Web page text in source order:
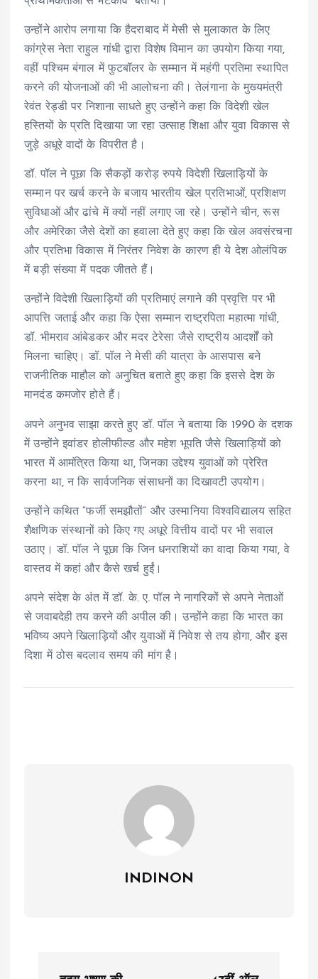
उन्होंने आरोप लगाया कि हैदराबाद में मेसी से मुलाकात के लिए
कांग्रेस नेता राहुल गांधी द्वारा विशेष विमान का उपयोग किया गया,
वहीं पश्चिम बंगाल में फुटबॉलर के सम्मान में महंगी प्रतिमा स्थापित
करने की योजनाओं की भी आलोचना की। तेलंगाना के मुख्यमंत्री
रेवंत रेड्डी पर निशाना साधते हुए उन्होंने कहा कि विदेशी खेल
हस्तियों के प्रति दिखाया जा रहा उत्साह शिक्षा और युवा विकास से
जुड़े अधूरे वादों के विपरीत है।
डॉ. पॉल ने पूछा कि सैकड़ों करोड़ रुपये विदेशी खिलाड़ियों के
सम्मान पर खर्च करने के बजाय भारतीय खेल प्रतिभाओं, प्रशिक्षण
सुविधाओं और ढांचे में क्यों नहीं लगाए जा रहे। उन्होंने चीन, रूस
और अमेरिका जैसे देशों का हवाला देते हुए कहा कि खेल अवसंरचना
और प्रतिभा विकास में निरंतर निवेश के कारण ही ये देश ओलंपिक
में बड़ी संख्या में पदक जीतते हैं।
उन्होंने विदेशी खिलाड़ियों की प्रतिमाएं लगाने की प्रवृत्ति पर भी
आपत्ति जताई और कहा कि ऐसा सम्मान राष्ट्रपिता महात्मा गांधी,
डॉ. भीमराव आंबेडकर और मदर टेरेसा जैसे राष्ट्रीय आदर्शों को
मिलना चाहिए। डॉ. पॉल ने मेसी की यात्रा के आसपास बने
राजनीतिक माहौल को अनुचित बताते हुए कहा कि इससे देश के
मानदंड कमजोर होते हैं।
अपने अनुभव साझा करते हुए डॉ. पॉल ने बताया कि 1990 के दशक
में उन्होंने इवांडर होलीफील्ड और महेश भूपति जैसे खिलाड़ियों को
भारत में आमंत्रित किया था, जिनका उद्देश्य युवाओं को प्रेरित
करना था, न कि सार्वजनिक संसाधनों का दिखावटी उपयोग।
उन्होंने कथित “फर्जी समझौतों” और उस्मानिया विश्वविद्यालय सहित
शैक्षणिक संस्थानों को किए गए अधूरे वित्तीय वादों पर भी सवाल
उठाए। डॉ. पॉल ने पूछा कि जिन धनराशियों का वादा किया गया, वे
वास्तव में कहां और कैसे खर्च हुईं।
अपने संदेश के अंत में डॉ. के. ए. पॉल ने नागरिकों से अपने नेताओं
से जवाबदेही तय करने की अपील की। उन्होंने कहा कि भारत का
भविष्य अपने खिलाड़ियों और युवाओं में निवेश से तय होगा, और इस
दिशा में ठोस बदलाव समय की मांग है।
INDINON